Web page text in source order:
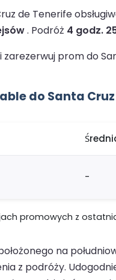
de Tenerife
. Podróż 4 godz.
prom do
do Santa
-
promowych z
na
z podróży.